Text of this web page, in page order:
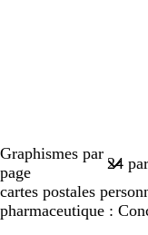
Graphismes par
page
cartes postales
pharmaceutique :